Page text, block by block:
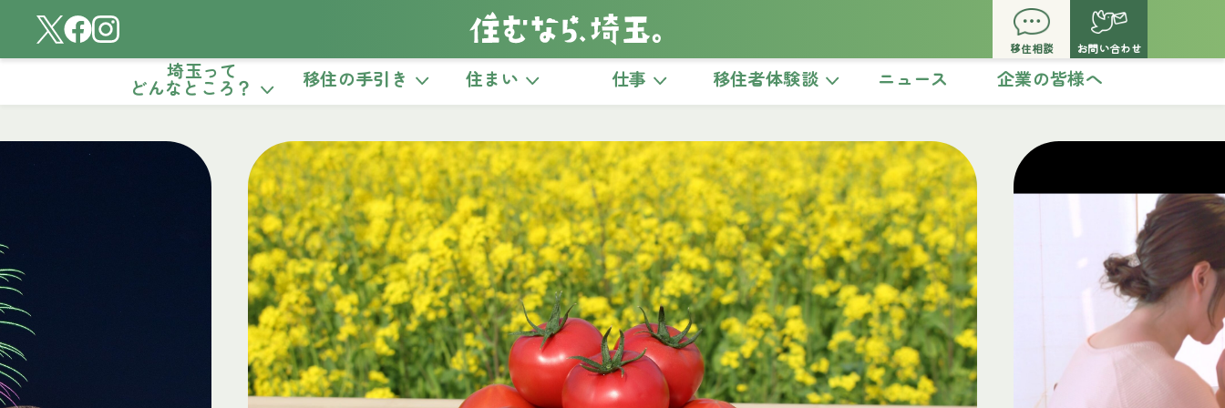
移住相談 お問い合わせ
埼玉って
どんなところ？ 移住の手引き 住まい 仕事 移住者体験談 ニュース 企業の皆様へ